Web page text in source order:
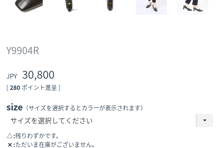
Y9904R
30,800
[ 280 ポイント進呈 ]
size （サイズを選択するとカラーが表示されます）
△ 残りわずかです。
✕ ただいま在庫がございません。